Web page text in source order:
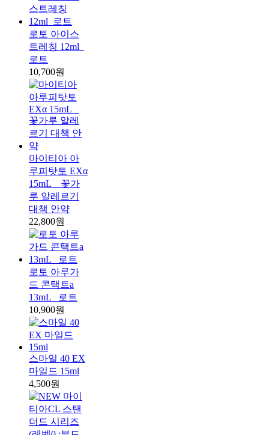
로토 아이스
트레칭 12ml_
로트
10,700원
마이티아 아
루피탓토 EXα
15mL _ 꽃가
루 알레르기
대책 안약
22,800원
로토 아루가
드 콘택트a
13mL _로트
10,900원
스마일 40 EX
마일드 15ml
4,500원